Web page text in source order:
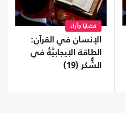
قضايا وآراء
الإنسان في القرآن:
الطاقة الإيجابيَّةُ في
الشُّكر (19)